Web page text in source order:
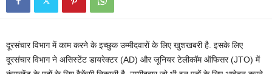
दूरसंचार विभाग में काम करने के इच्छुक उम्मीदवारों के लिए खुशखबरी है. इसके लिए
दूरसंचार विभाग ने असिस्टेंट डायरेक्टर (AD) और जूनियर टेलीकॉम ऑफिसर (JTO) में